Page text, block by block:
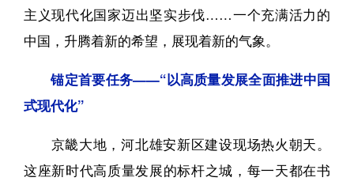
主义现代化国家迈出坚实步伐……一个充满活力的
中国，升腾着新的希望，展现着新的气象。
锚定首要任务——“以高质量发展全面推进中国
式现代化”
京畿大地，河北雄安新区建设现场热火朝天。
这座新时代高质量发展的标杆之城，每一天都在书